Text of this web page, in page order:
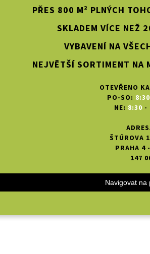
PŘES 800 M² PLNÝCH
SKLADEM VÍCE NEŽ
VYBAVENÍ NA
NEJVĚTŠÍ SORTIMENT NA
OTEVŘENO
PO-SO: 8:30
NE: 8:30 -
ŠTÚROVA
PRAHA 4
147
Navigovat na